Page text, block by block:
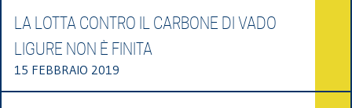
LA LOTTA CONTRO IL CARBONE DI VADO
LIGURE NON È FINITA
15 FEBBRAIO 2019